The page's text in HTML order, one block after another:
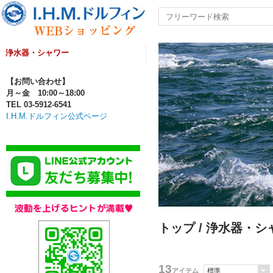
浄水器・シャワー
【お問い合わせ】
月～金 10:00～18:00
TEL 03-5912-6541
I.H.M.ドルフィン公式ページ
トップ/ 浄水器・シ
13アイテム